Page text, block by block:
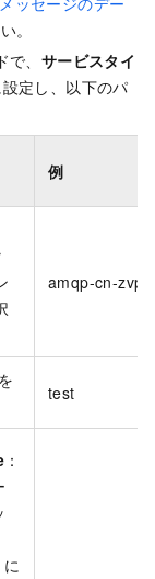
。
、 サービスタイ
定し、以下のパ
例
amqp-cn-
test
：